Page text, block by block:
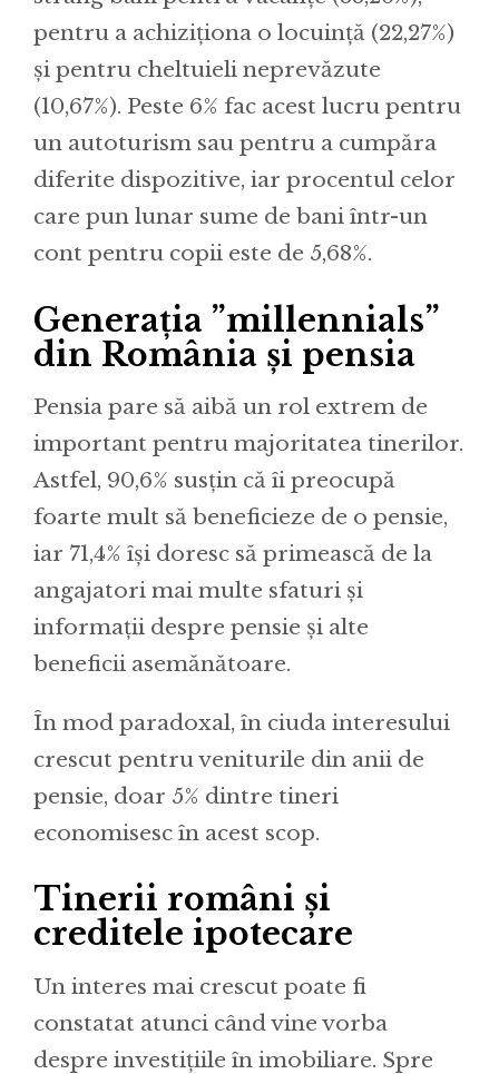
pentru a achiziționa o locuință (22,27%)
și pentru cheltuieli neprevăzute
(10,67%). Peste 6% fac acest lucru pentru
un autoturism sau pentru a cumpăra
diferite dispozitive, iar procentul celor
care pun lunar sume de bani într-un
cont pentru copii este de 5,68%.
Generația ”millennials”
din România și pensia
Pensia pare să aibă un rol extrem de
important pentru majoritatea tinerilor.
Astfel, 90,6% susțin că îi preocupă
foarte mult să beneficieze de o pensie,
iar 71,4% își doresc să primească de la
angajatori mai multe sfaturi și
informații despre pensie și alte
beneficii asemănătoare.
În mod paradoxal, în ciuda interesului
crescut pentru veniturile din anii de
pensie, doar 5% dintre tineri
economisesc în acest scop.
Tinerii români și
creditele ipotecare
Un interes mai crescut poate fi
constatat atunci când vine vorba
despre investițiile în imobiliare. Spre